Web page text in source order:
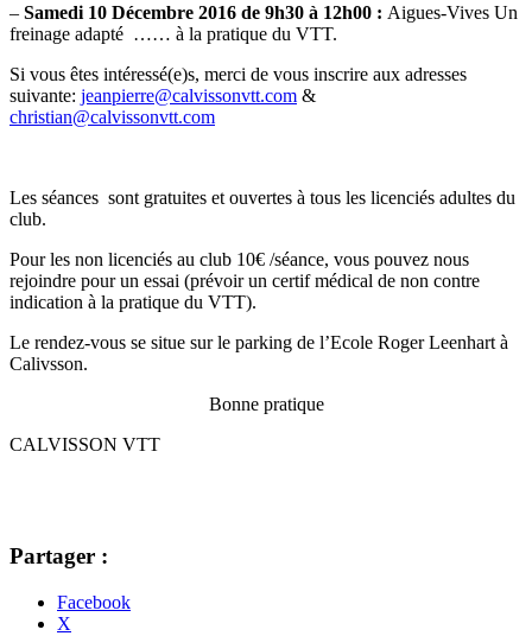
– Samedi 10 Décembre 2016 de 9h30 à 12h00 : Aigues-Vives Un
freinage adapté …… à la pratique du VTT.
Si vous êtes intéressé(e)s, merci de vous inscrire aux adresses
suivante: jeanpierre@calvissonvtt.com &
christian@calvissonvtt.com
Les séances sont gratuites et ouvertes à tous les licenciés adultes du
club.
Pour les non licenciés au club 10€ /séance, vous pouvez nous
rejoindre pour un essai (prévoir un certif médical de non contre
indication à la pratique du VTT).
Le rendez-vous se situe sur le parking de l’Ecole Roger Leenhart à
Calivsson.
Bonne pratique
CALVISSON VTT
Partager :
Facebook
X